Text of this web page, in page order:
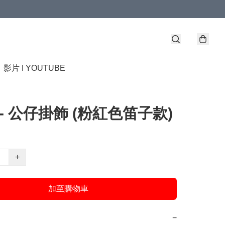
影片 I YOUTUBE
公仔掛飾 (粉紅色笛子款)
+
加至購物車
−